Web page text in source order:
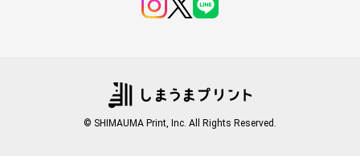
© SHIMAUMA Print, Inc. All Rights Reserved.